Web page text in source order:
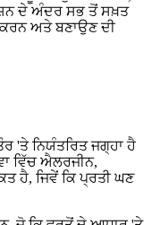
ਦੇ ਅੰਦਰ ਸਭ ਤੋਂ ਸਖ਼ਤ
ਅਤੇ ਬਣਾਉਣ ਦੀ
'ਤੇ ਨਿਯੰਤਰਿਤ ਜਗ੍ਹਾ ਹੈ
ਵਿੱਚ ਐਲਰਜੀਨ,
ਹੈ, ਜਿਵੇਂ ਕਿ ਪ੍ਰਤੀ ਘਣ